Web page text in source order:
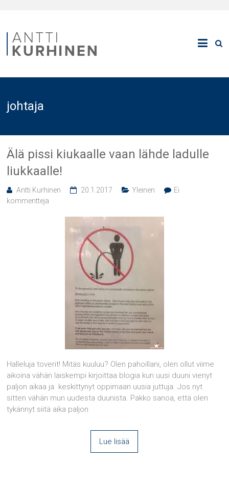
johtaja
Älä pissi kiukaalle vaan lähde ladulle
liukkaalle!
Antti Kurhinen 20.1.2017 Yleinen
Ei
kommentteja
Halleluja toverit! Mitäs kuuluu? Olen pahoillani, olen ollut viime
aikoina vähän laiskempi kirjoittaa blogia kun uusi duuni vienyt
paljon aikaa ja keskittynyt oppimaan uusia juttuja. Jos nyt
sitten vähän mun uudesta duunista. Pakko sanoa, että olen
tykännyt siitä aika paljon
Lue lisää